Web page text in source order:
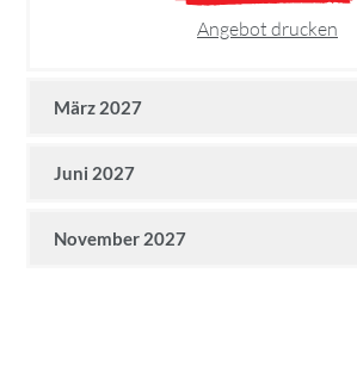
Angebot drucken
März 2027
Juni 2027
November 2027